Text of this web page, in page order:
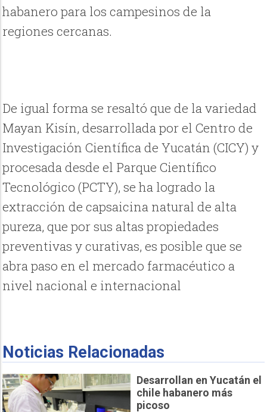
habanero para los campesinos de la
regiones cercanas.
De igual forma se resaltó que de la variedad
Mayan Kisín, desarrollada por el Centro de
Investigación Científica de Yucatán (CICY) y
procesada desde el Parque Científico
Tecnológico (PCTY), se ha logrado la
extracción de capsaicina natural de alta
pureza, que por sus altas propiedades
preventivas y curativas, es posible que se
abra paso en el mercado farmacéutico a
nivel nacional e internacional
Noticias Relacionadas
Desarrollan en Yucatán el
chile habanero más
picoso